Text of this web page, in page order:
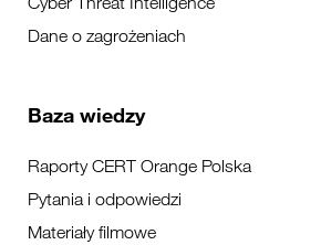
Dane o zagrożeniach
Baza wiedzy
Raporty CERT Orange Polska
Pytania i odpowiedzi
Materiały filmowe